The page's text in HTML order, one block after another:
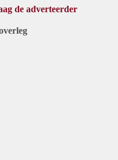
de adverteerder